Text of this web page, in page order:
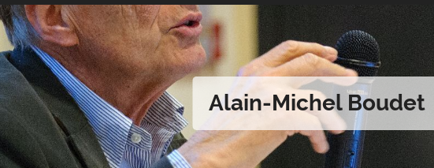
Alain-Michel Boudet